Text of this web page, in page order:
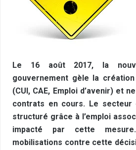
Le 16 août 2017, la
gouvernement gèle la
(CUI, CAE, Emploi d’avenir) et
contrats en cours. Le secteur
structuré grâce à l’emploi
impacté par cette
mobilisations contre cette